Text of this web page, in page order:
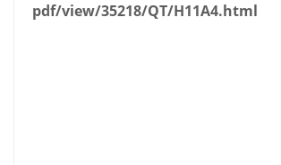
pdf/view/35218/QT/H11A4.html